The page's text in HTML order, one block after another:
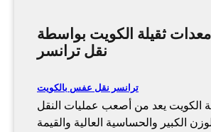
ل
ة
ت
ر
ا
ب
ا
ت
ر
ا
ثقيلة الكويت بواسطة
نقل ترانسر
ترانسر نقل عفس بالكويت
الكويت يعد من أصعب عمليات النقل
الكبير والحساسية العالية والقيمة